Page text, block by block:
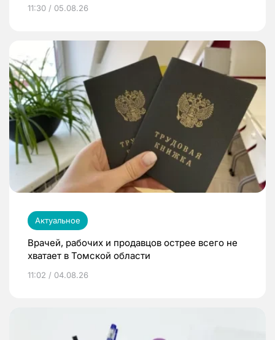
11:30 / 05.08.26
Актуальное
Врачей, рабочих и продавцов острее всего не
хватает в Томской области
11:02 / 04.08.26